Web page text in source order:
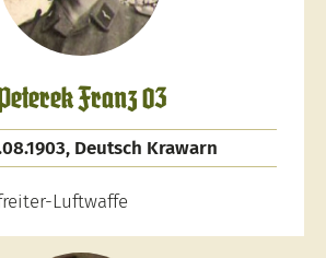
Franz 03
Deutsch Krawarn
Luftwaffe